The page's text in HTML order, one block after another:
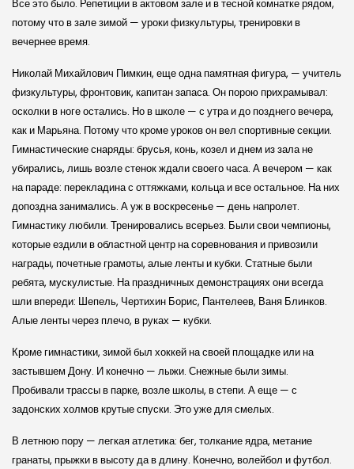
Все это было. Репетиции в актовом зале и в тесной комнатке рядом,
потому что в зале зимой — уроки физкультуры, тренировки в
вечернее время.
Николай Михайлович Пимкин, еще одна памятная фигура, — учитель
физкультуры, фронтовик, капитан запаса. Он порою прихрамывал:
осколки в ноге остались. Но в школе — с утра и до позднего вечера,
как и Марьяна. Потому что кроме уроков он вел спортивные секции.
Гимнастические снаряды: брусья, конь, козел и днем из зала не
убирались, лишь возле стенок ждали своего часа. А вечером — как
на параде: перекладина с оттяжками, кольца и все остальное. На них
допоздна занимались. А уж в воскресенье — день напролет.
Гимнастику любили. Тренировались всерьез. Были свои чемпионы,
которые ездили в областной центр на соревнования и привозили
награды, почетные грамоты, алые ленты и кубки. Статные были
ребята, мускулистые. На праздничных демонстрациях они всегда
шли впереди: Шепель, Чертихин Борис, Пантелеев, Ваня Блинков.
Алые ленты через плечо, в руках — кубки.
Кроме гимнастики, зимой был хоккей на своей площадке или на
застывшем Дону. И конечно — лыжи. Снежные были зимы.
Пробивали трассы в парке, возле школы, в степи. А еще — с
задонских холмов крутые спуски. Это уже для смелых.
В летнюю пору — легкая атлетика: бег, толкание ядра, метание
гранаты, прыжки в высоту да в длину. Конечно, волейбол и футбол.